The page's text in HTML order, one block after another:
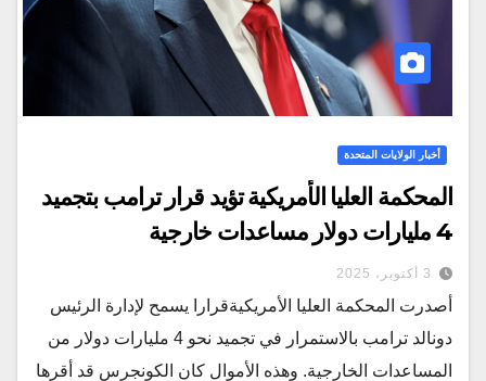
أخبار الولايات المتحدة
المحكمة العليا الأمريكية تؤيد قرار ترامب بتجميد
4 مليارات دولار مساعدات خارجية
3 أكتوبر، 2025
أصدرت المحكمة العليا الأمريكيةقرارا يسمح لإدارة الرئيس
دونالد ترامب بالاستمرار في تجميد نحو 4 مليارات دولار من
المساعدات الخارجية. وهذه الأموال كان الكونجرس قد أقرها